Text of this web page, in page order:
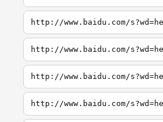
http://www.baidu.com/
http://www.baidu.com/
http://www.baidu.com/
http://www.baidu.com/